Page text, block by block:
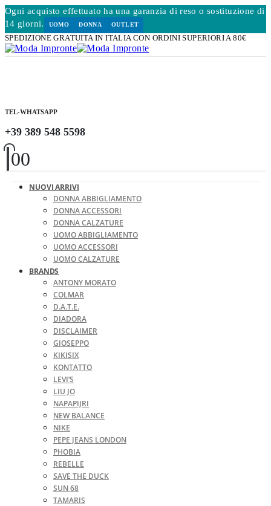
Ogni acquisto effettuato ha una garanzia di reso o sostituzione di
14 giorni.
UOMO DONNA OUTLET
SPEDIZIONE GRATUITA IN ITALIA CON ORDINI SUPERIORI A 80€
TEL-WHATSAPP
+39 389 548 5598
00
NUOVI ARRIVI
DONNA ABBIGLIAMENTO
DONNA ACCESSORI
DONNA CALZATURE
UOMO ABBIGLIAMENTO
UOMO ACCESSORI
UOMO CALZATURE
BRANDS
ANTONY MORATO
COLMAR
D.A.T.E.
DIADORA
DISCLAIMER
GIOSEPPO
KIKISIX
KONTATTO
LEVI’S
LIU JO
NAPAPIJRI
NEW BALANCE
NIKE
PEPE JEANS LONDON
PHOBIA
REBELLE
SAVE THE DUCK
SUN 68
TAMARIS